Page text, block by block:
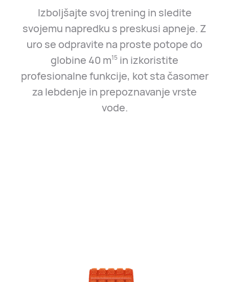
Izboljšajte svoj trening in sledite
svojemu napredku s preskusi apneje. Z
uro se odpravite na proste potope do
globine 40 m⁠15 in izkoristite
profesionalne funkcije, kot sta časomer
za lebdenje in prepoznavanje vrste
vode.